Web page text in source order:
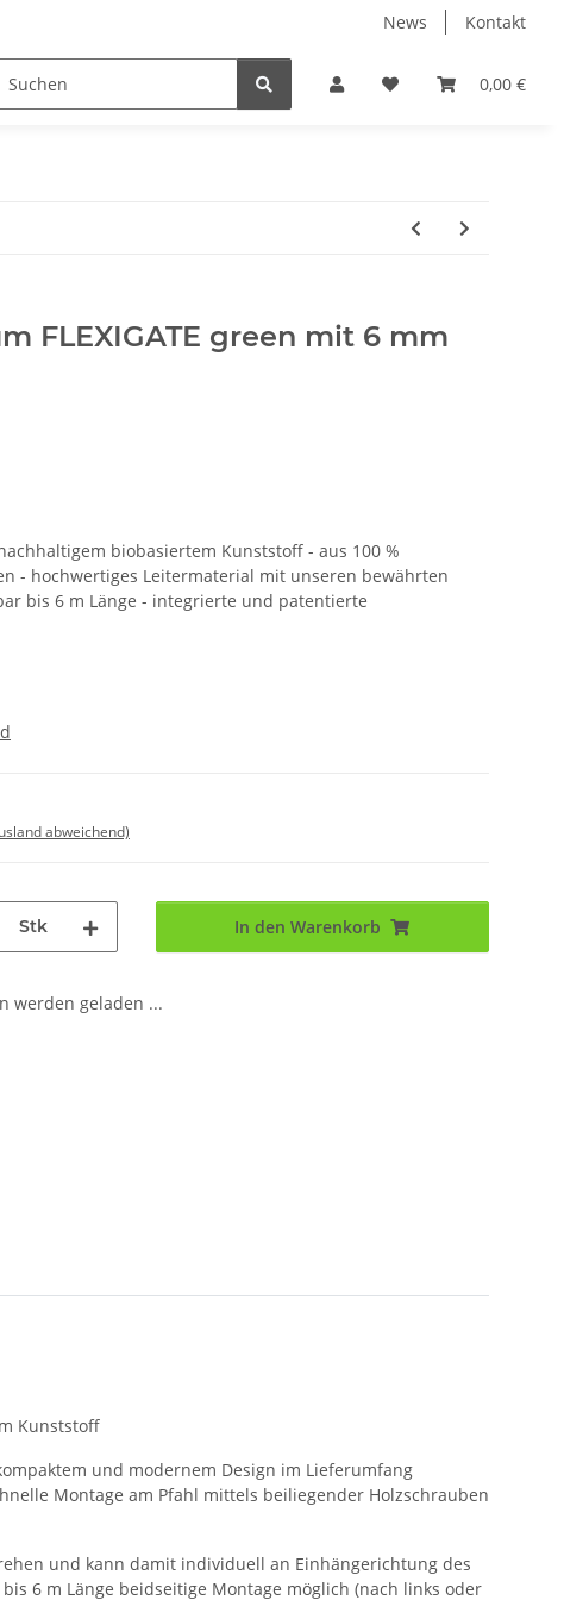
News Kontakt
0,00 €
Holz/ Holzpelletts Jansen Produkte fertig montiert
FLEXIGATE green mit 6 mm
biobasiertem Kunststoff - aus 100 %
- hochwertiges Leitermaterial mit unseren bewährten
bis 6 m Länge - integrierte und patentierte
abweichend)
Stk In den Warenkorb
werden geladen ...
Kunststoff
und modernem Design im Lieferumfang
Montage am Pfahl mittels beiliegender Holzschrauben
und kann damit individuell an Einhängerichtung des
6 m Länge beidseitige Montage möglich (nach links oder